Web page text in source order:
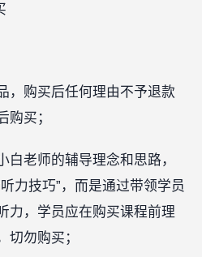
，购买后任何理由不予退款
购买；
白老师的辅导理念和思路，
力技巧”，而是通过带领学员
力，学员应在购买课程前理
切勿购买；